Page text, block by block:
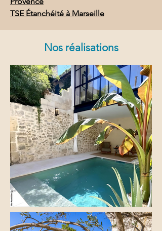
TSE Étanchéité à Marseille
Nos réalisations